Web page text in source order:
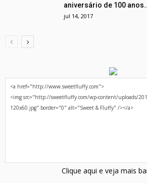
aniversário de 100
jul 14, 2017
Clique aqui e veja mais